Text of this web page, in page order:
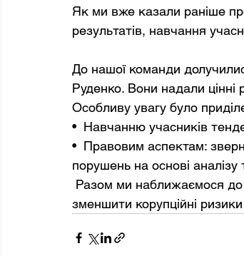
Як ми вже казали раніше
результатів, навчання
До нашої команди
Руденко. Вони надали цінні
Особливу увагу було
•  Навчанню учасників
•  Правовим аспектам:
порушень на основі аналізу
зменшити корупційні